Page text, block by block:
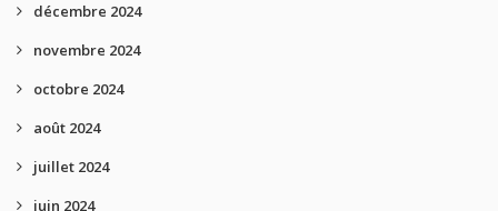
décembre 2024
novembre 2024
octobre 2024
août 2024
juillet 2024
juin 2024